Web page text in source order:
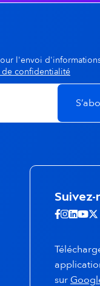
l'envoi
confidentialité
Suivez-
sur